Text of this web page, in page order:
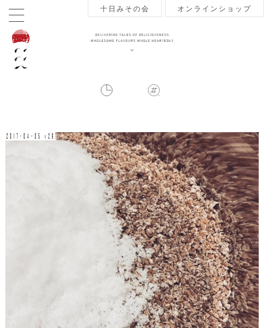
十日みその会 オンラインショップ
2017-04-05 v29